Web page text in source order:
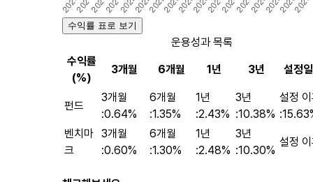
수익률 표로 보기
운용성과 목록
수익률
(%)
3개월 6개월 1년 3년 설정
펀드
3개월
:0.64%
6개월
:1.35%
1년
:2.43%
3년
:10.38%
설정
:
벤치마
크
3개월
:0.60%
6개월
:1.30%
1년
:2.48%
3년
:10.30%
설정